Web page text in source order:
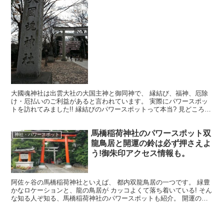
大國魂神社は出雲大社の大国主神と御同神で、 縁結び、福神、厄除
け・厄払いのご利益があると言われています。 実際にパワースポッ
トを訪れてみました!! 縁結びのパワースポットって本当? 見どころと
神社・パワースポット
馬橋稲荷神社のパワースポット双
龍鳥居と開運の鈴は必ず押さえよ
う!御朱印アクセス情報も。
阿佐ヶ谷の馬橋稲荷神社といえば、 都内双龍鳥居の一つです。 緑豊
かなロケーションと、龍の鳥居が カッコよくて落ち着いている! そん
な知る人ぞ知る、馬橋稲荷神社のパワースポットも紹介。 開運の鈴